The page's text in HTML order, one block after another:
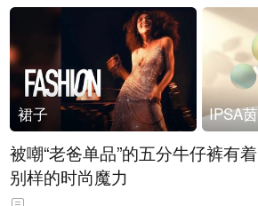
裙子
被嘲“老爸单品”的五分牛仔裤有着
别样的时尚魔力